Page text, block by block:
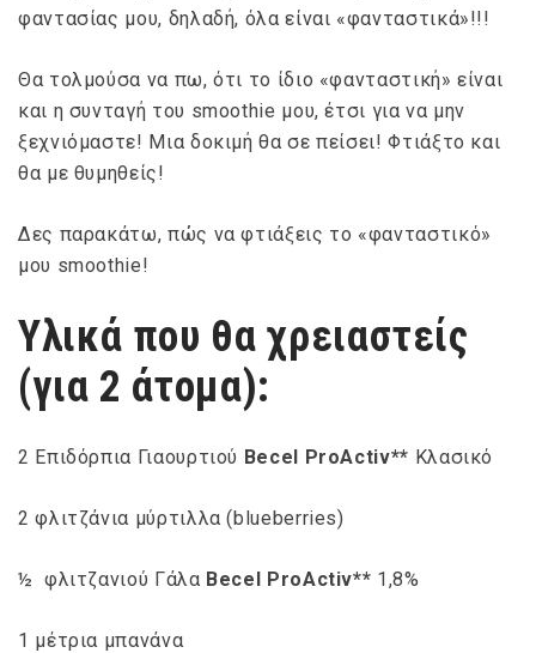
φαντασίας μου, δηλαδή, όλα είναι «φανταστικά»!!!
Θα τολμούσα να πω, ότι το ίδιο «φανταστική» είναι
και η συνταγή του smoothie μου, έτσι για να μην
ξεχνιόμαστε! Μια δοκιμή θα σε πείσει! Φτιάξτο και
θα με θυμηθείς!
Δες παρακάτω, πώς να φτιάξεις το «φανταστικό»
μου smoothie!
Υλικά που θα χρειαστείς
(για 2 άτομα):
2 Επιδόρπια Γιαουρτιού Becel ProActiv** Κλασικό
2 φλιτζάνια μύρτιλλα (blueberries)
½ φλιτζανιού Γάλα Becel ProActiv** 1,8%
1 μέτρια μπανάνα